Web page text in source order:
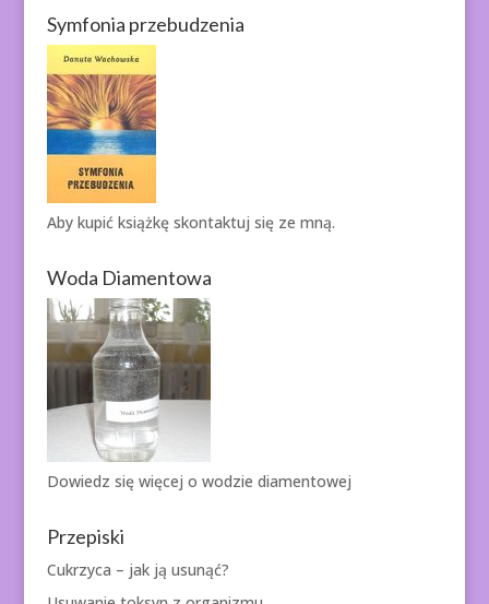
v
:
Symfonia przebudzenia
Aby kupić książkę skontaktuj się ze mną.
Woda Diamentowa
Dowiedz się więcej o wodzie diamentowej
Przepiski
Cukrzyca – jak ją usunąć?